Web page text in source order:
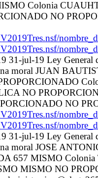
Colonia
NO
31-jul-19 Ley
moral JUAN
NO
NO
31-jul-19 Ley
moral JOSE
657 MISMO
MISMO NO